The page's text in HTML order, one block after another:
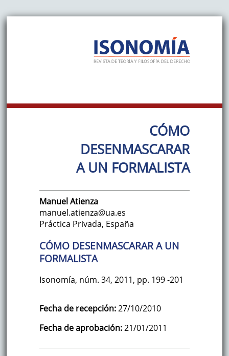
CÓMO
DESENMASCARAR
A UN FORMALISTA
Manuel Atienza
manuel.atienza@ua.es
Práctica Privada, España
CÓMO DESENMASCARAR A UN
FORMALISTA
Isonomía, núm. 34, 2011, pp. 199-201
Fecha de recepción:27/10/2010
Fecha de aprobación:21/01/2011